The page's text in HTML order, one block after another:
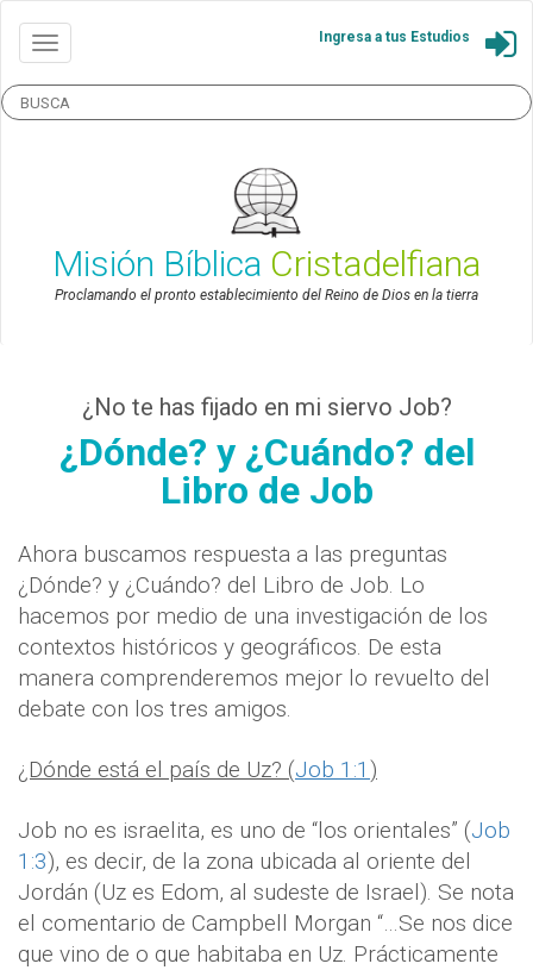
Ingresa a tus Estudios
Misión Bíblica Cristadelfiana
Proclamando el pronto establecimiento del Reino de Dios en la tierra
¿No te has fijado en mi siervo Job?
¿Dónde? y ¿Cuándo? del
Libro de Job
Ahora buscamos respuesta a las preguntas
¿Dónde? y ¿Cuándo? del Libro de Job. Lo
hacemos por medio de una investigación de los
contextos históricos y geográficos. De esta
manera comprenderemos mejor lo revuelto del
debate con los tres amigos.
¿Dónde está el país de Uz? (Job 1:1 )
Job no es israelita, es uno de “los orientales” (Job
1:3), es decir, de la zona ubicada al oriente del
Jordán (Uz es Edom, al sudeste de Israel). Se nota
el comentario de Campbell Morgan “…Se nos dice
que vino de o que habitaba en Uz. Prácticamente